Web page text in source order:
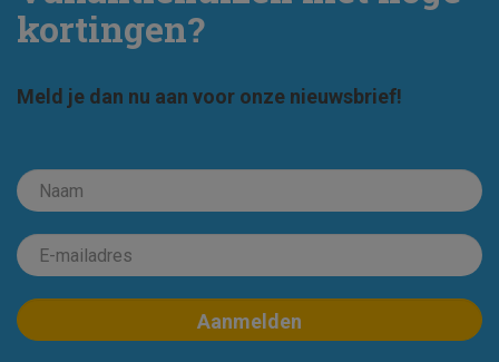
kortingen?
Meld je dan nu aan voor onze nieuwsbrief!